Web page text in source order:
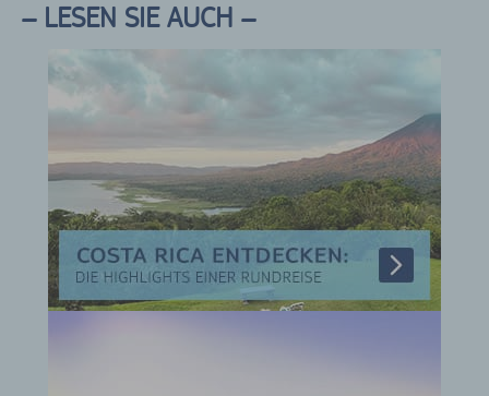
– LESEN SIE AUCH –